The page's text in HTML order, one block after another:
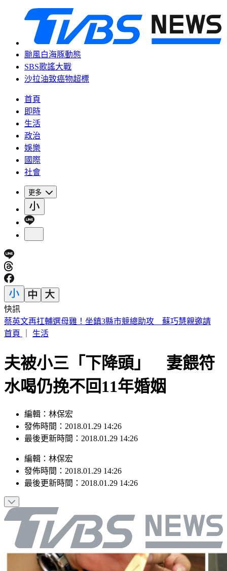
颱風白海豚動態
SBS歌謠大戰
沙拉油致癌物超標
首頁
即時
生活
政治
娛樂
國際
社會
更多
快訊
昔遭轟阻慈濟買疫苗！陳時中：「不實指控者」應道歉
首頁
生活
夫被小三「下降頭」 妻餵符
水喝仍挽不回11年婚姻
編輯：林保宏
發佈時間：2018.01.29 14:26
最後更新時間：2018.01.29 14:26
編輯 ： 林保宏
發佈時間： 2018.01.29 14:26
最後更新時間： 2018.01.29 14:26